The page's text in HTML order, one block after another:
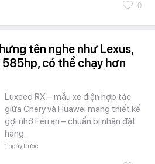
0
tên nghe như Lexus,
585hp, có thể chạy hơn
Luxeed RX – mẫu xe điện hợp tác
giữa Chery và Huawei mang thiết kế
gợi nhớ Ferrari – chuẩn bị nhận đặt
hàng.
1 ngày trước